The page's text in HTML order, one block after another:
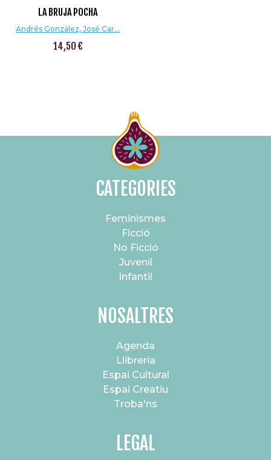
LA BRUJA POCHA
Andrés González, José Car...
14,50 €
CATEGORIES
Feminismes
Ficció
No Ficció
Juvenil
Infantil
NOSALTRES
Agenda
Llibreria
Espai Cultural
Espai Creatiu
Troba'ns
LEGAL